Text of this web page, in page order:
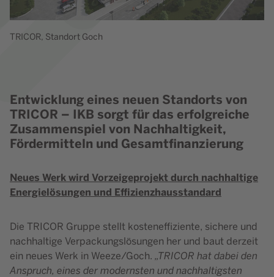
TRICOR, Standort Goch
Inhaltselement mit der ID 1221
Entwicklung eines neuen Standorts von
TRICOR – IKB sorgt für das erfolgreiche
Zusammenspiel von Nachhaltigkeit,
Fördermitteln und Gesamtfinanzierung
Neues Werk wird Vorzeigeprojekt durch nachhaltige
Energielösungen und Effizienzhausstandard
Die TRICOR Gruppe stellt kosteneffiziente, sichere und
nachhaltige Verpackungslösungen her und baut derzeit
ein neues Werk in Weeze/Goch. „TRICOR hat dabei den
Anspruch, eines der modernsten und nachhaltigsten